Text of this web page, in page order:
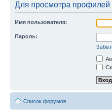
Для просмотра
Имя пользователя:
Пароль:
Список форумов